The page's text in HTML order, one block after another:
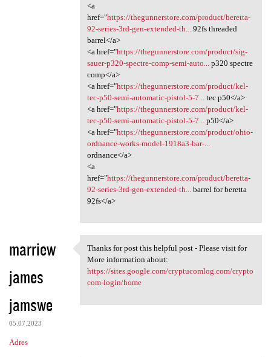
<a
href="https://thegunnerstore.com/product/beretta-
92-series-3rd-gen-extended-th...
92fs threaded
barrel</a>
<a href="https://thegunnerstore.com/product/sig-
sauer-p320-spectre-comp-semi-auto...
p320 spectre
comp</a>
<a href="https://thegunnerstore.com/product/kel-
tec-p50-semi-automatic-pistol-5-7...
tec p50</a>
<a href="https://thegunnerstore.com/product/kel-
tec-p50-semi-automatic-pistol-5-7...
p50</a>
<a href="https://thegunnerstore.com/product/ohio-
ordnance-works-model-1918a3-bar-...
ordnance</a>
<a
href="https://thegunnerstore.com/product/beretta-
92-series-3rd-gen-extended-th...
barrel for beretta
92fs</a>
marriew
james
jamswe
05.07.2023
Adres
Thanks for post this helpful
Thanks for post this helpful post - Please visit for
More information about:
https://sites.google.com/cryptucomlog.com/crypto
com-login/home